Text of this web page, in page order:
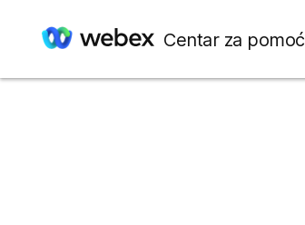
Centar za pomoć